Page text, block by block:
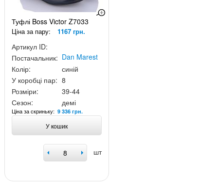
Туфлі Boss Victor Z7033
Ціна за пару: 1167 грн.
Артикул ID:
Постачальник: Dan Marest
Колір:
синій
У коробці пар: 8
Розміри:
39-44
Сезон:
демі
Ціна за скриньку: 9 336 грн.
У кошик
шт